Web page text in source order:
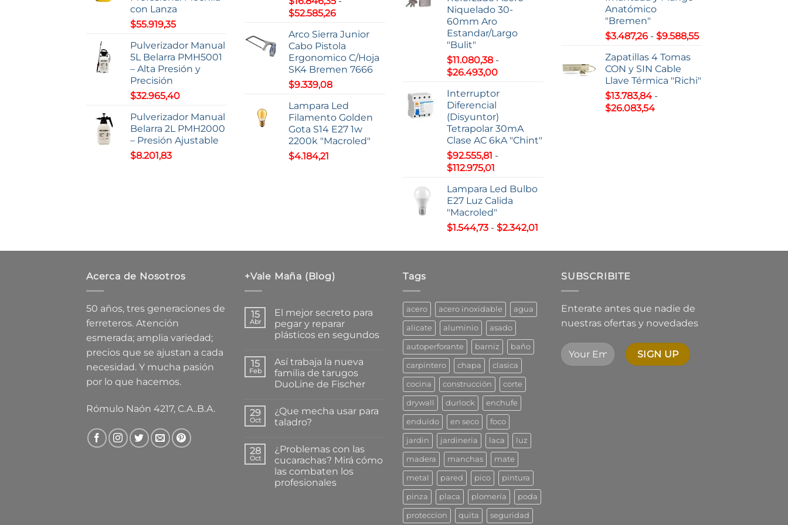
con Lanza
$55.919,35
Pulverizador Manual
5L Belarra PMH5001
– Alta Presión y
Precisión
$32.965,40
Pulverizador Manual
Belarra 2L PMH2000
– Presión Ajustable
$8.201,83
$52.585,26Rango
precios:
desde
$16.846,35
hasta
Arco Sierra Junior
Cabo Pistola
Ergonomico C/Hoja
SK4 Bremen 7666
$9.339,08
Lampara Led
Filamento Golden
Gota S14 E27 1w
2200k "Macroled"
$4.184,21
$59.207,22
hasta
$195.263,51
Niquelado 30-
60mm Aro
Estandar/Largo
"Bulit"
$11.080,38 -
$26.493,00Rango
precios:
$11.080,38
hasta
$26.493,00
Interruptor
Diferencial
(Disyuntor)
Tetrapolar 30mA
Clase AC 6kA "Chint"
$92.555,81 -
$112.975,01
precios:
desde
hasta
Lampara Led Bulbo
E27 Luz Calida
"Macroled"
$1.544,73 - $2.342,01
precios:
$1.544,73
hasta
Anatómico
"Bremen"
$3.487,26 - $9.588,55Rango
Zapatillas 4 Tomas
CON y SIN Cable
Llave Térmica "Richi"
$13.783,84 -
$26.083,54Rango
Acerca de Nosotros
50 años, tres generaciones de
ferreteros. Atención
esmerada; amplia variedad;
precios que se ajustan a cada
necesidad. Y mucha pasión
por lo que hacemos.
Rómulo Naón 4217, C.A..B.A.
+Vale Maña (Blog)
15
Abr
El mejor secreto para
pegar y reparar
plásticos en segundos
comentarios
en
El
mejor
pegar
y
reparar
segundos
15
Feb
Así trabaja la nueva
familia de tarugos
DuoLine de Fischer
comentarios
en
Así
nueva
familia
de
tarugos
DuoLine
de
29
Oct
¿Que mecha usar para
taladro?
comentarios
en
¿Que
mecha
usar
para
28
Oct
¿Problemas con las
cucarachas? Mirá cómo
las combaten los
profesionales
Tags
acero acero inoxidable agua
alicate aluminio asado
autoperforante barniz baño
carpintero chapa clasica
cocina construcción corte
drywall durlock enchufe
enduido en seco foco
jardin jardineria laca luz
madera manchas mate
metal pared pico pintura
pinza placa plomería poda
proteccion quita seguridad
SUBSCRIBITE
Enterate antes que nadie de
nuestras ofertas y novedades